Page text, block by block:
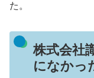
た。
株式会社
になかっ